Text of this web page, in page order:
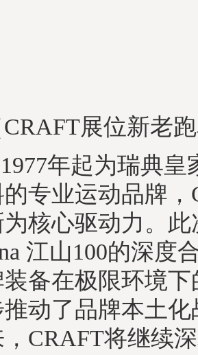
CRAFT展位新老
年起为瑞典皇
专业运动品牌
核心驱动力。
江山100的深度
备在极限环境
动了品牌本土
CRAFT将继续